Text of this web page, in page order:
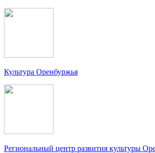
Культура Оренбуржья
Региональный центр развития культуры